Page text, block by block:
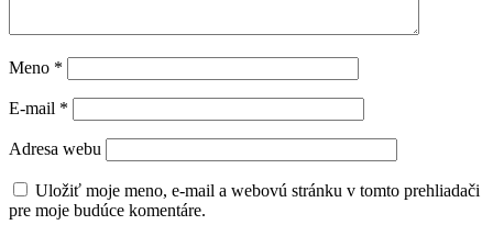
Meno *
E-mail *
Adresa webu
Uložiť moje meno, e-mail a webovú stránku v tomto prehliadači
pre moje budúce komentáre.